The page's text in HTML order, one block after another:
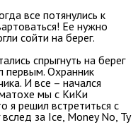
все потянулись к
Ее нужно
сойти на берег.
спрыгнуть на берег
первым. Охранник
И все – начался
мы с КиКи
я решил встретиться с
за Ice, Money No, Ty